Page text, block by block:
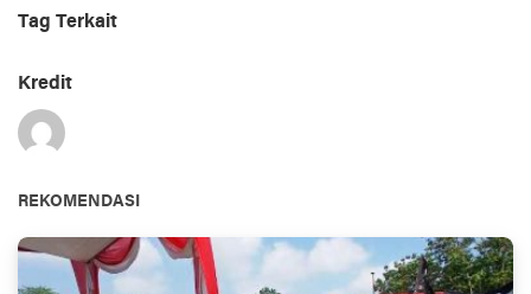
Tag Terkait
Kredit
REKOMENDASI